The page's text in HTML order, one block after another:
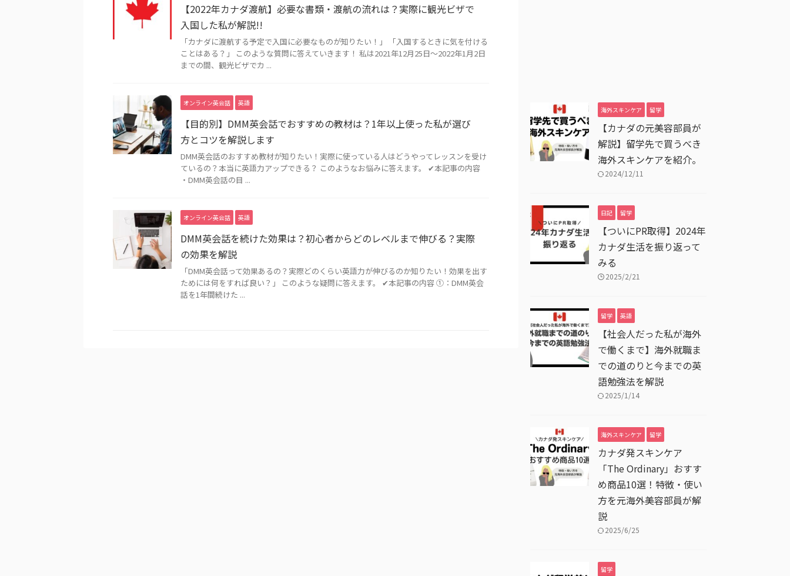
【2022年カナダ渡航】必要な書類・渡航の流れは？実際に観光ビザで
入国した私が解説!!
「カナダに渡航する予定で入国に必要なものが知りたい！」 「入国するときに気を付ける
ことはある？」 このような質問に答えていきます！ 私は2021年12月25日〜2022年1月2日
までの間、観光ビザでカ ...
オンライン英会話 英語
【目的別】DMM英会話でおすすめの教材は？1年以上使った私が選び
方とコツを解説します
DMM英会話のおすすめ教材が知りたい！実際に使っている人はどうやってレッスンを受け
ているの？本当に英語力アップできる？ このようなお悩みに答えます。 ✔︎本記事の内容
・DMM英会話の目 ...
オンライン英会話 英語
DMM英会話を続けた効果は？初心者からどのレベルまで伸びる？実際
の効果を解説
「DMM英会話って効果あるの？実際どのくらい英語力が伸びるのか知りたい！効果を出す
ためには何をすれば良い？」 このような疑問に答えます。 ✔︎本記事の内容 ①：DMM英会
話を1年間続けた ...
海外スキンケア 留学
【カナダの元美容部員が
解説】留学先で買うべき
海外スキンケアを紹介。
2024/12/11
日記 留学
【ついにPR取得】2024年
カナダ生活を振り返って
みる
2025/2/21
留学 英語
【社会人だった私が海外
で働くまで】海外就職ま
での道のりと今までの英
語勉強法を解説
2025/1/14
海外スキンケア 留学
カナダ発スキンケア
「The Ordinary」おすす
め商品10選！特徴・使い
方を元海外美容部員が解
説
2025/6/25
留学